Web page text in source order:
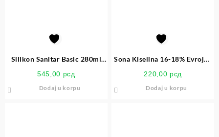
Silikon Sanitar Basic 280ml
545,00 рсд
Dodaj u korpu
Sona Kiselina 16-18% Evrojug
220,00 рсд
Dodaj u korpu